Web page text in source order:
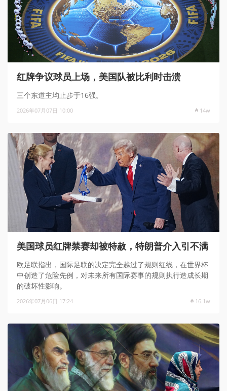
红牌争议球员上场，美国队被比利时击溃
三个东道主均止步于16强。
2026年07月07日 10:00 14w
美国球员红牌禁赛却被特赦，特朗普介入引不满
欧足联指出，国际足联的决定完全越过了规则红线，在世界杯
中创造了危险先例，对未来所有国际赛事的规则执行造成长期
的破坏性影响。
2026年07月06日 17:24 16.1w